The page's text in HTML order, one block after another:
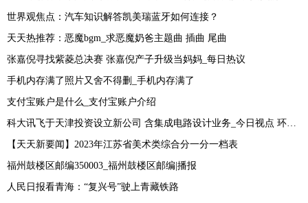
世界观焦点：汽车知识解答凯美瑞蓝牙如何连接？
天天热推荐：恶魔bgm_求恶魔奶爸主题曲 插曲 尾曲
张嘉倪寻找紫菱总决赛 张嘉倪产子升级当妈妈_每日热议
手机内存满了照片又舍不得删_手机内存满了
支付宝账户是什么_支付宝账户介绍
【天天新要闻】2023年江苏省美术类综合分一分一档表
福州鼓楼区邮编350003_福州鼓楼区邮编|播报
人民日报看青海：“复兴号”驶上青藏铁路